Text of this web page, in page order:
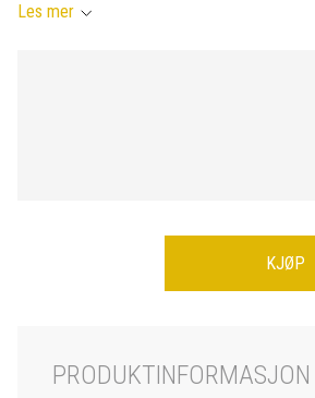
Les mer
KJØP
PRODUKTINFORMASJON